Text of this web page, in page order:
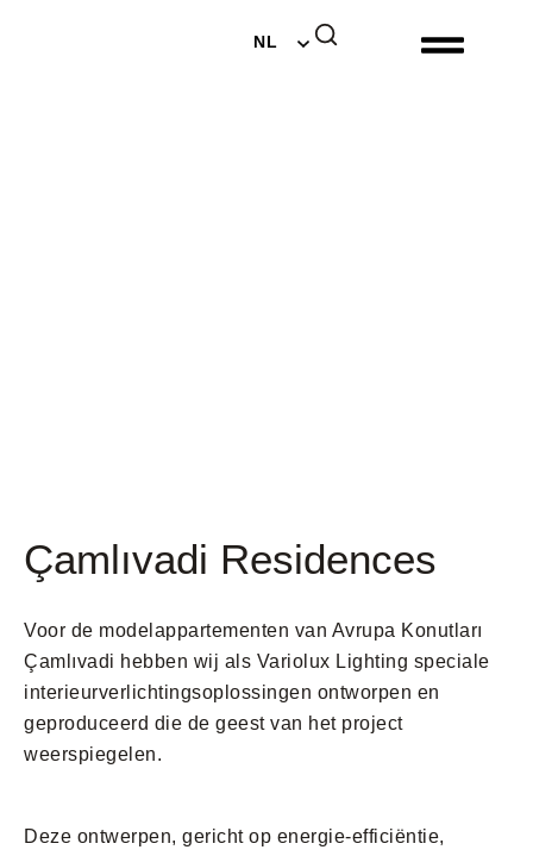
NL
DE
Çamlıvadi Residences
Voor de modelappartementen van Avrupa Konutları
Çamlıvadi hebben wij als Variolux Lighting speciale
interieurverlichtingsoplossingen ontworpen en
geproduceerd die de geest van het project
weerspiegelen.
Deze ontwerpen, gericht op energie-efficiëntie,